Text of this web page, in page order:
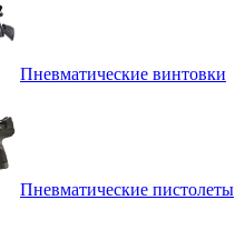
Пневматические винтовки
Пневматические пистолеты